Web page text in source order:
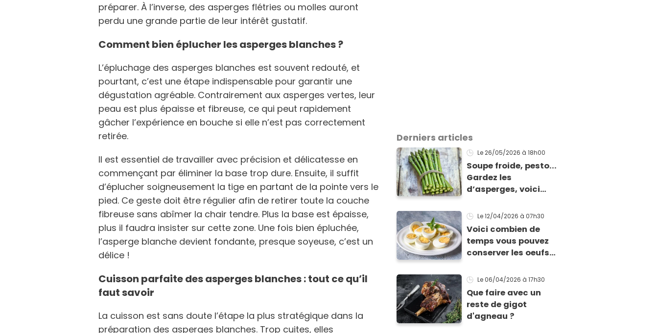
préparer. À l’inverse, des asperges flétries ou molles auront
perdu une grande partie de leur intérêt gustatif.
Comment bien éplucher les asperges blanches ?
L’épluchage des asperges blanches est souvent redouté, et
pourtant, c’est une étape indispensable pour garantir une
dégustation agréable. Contrairement aux asperges vertes, leur
peau est plus épaisse et fibreuse, ce qui peut rapidement
gâcher l’expérience en bouche si elle n’est pas correctement
retirée.
Il est essentiel de travailler avec précision et délicatesse en
commençant par éliminer la base trop dure. Ensuite, il suffit
d’éplucher soigneusement la tige en partant de la pointe vers le
pied. Ce geste doit être régulier afin de retirer toute la couche
fibreuse sans abîmer la chair tendre. Plus la base est épaisse,
plus il faudra insister sur cette zone. Une fois bien épluchée,
l’asperge blanche devient fondante, presque soyeuse, c’est un
délice !
Cuisson parfaite des asperges blanches : tout ce qu’il
faut savoir
La cuisson est sans doute l’étape la plus stratégique dans la
préparation des asperges blanches. Trop cuites, elles
Derniers articles
Le 26/05/2026 à 18h00
Soupe froide, pesto...
Gardez les
d’asperges, voici
!
Le 12/04/2026 à 07h30
Voici combien de
temps vous pouvez
conserver les oeufs
cuisson
Le 06/04/2026 à 17h30
Que faire avec un
reste de gigot
d'agneau ?